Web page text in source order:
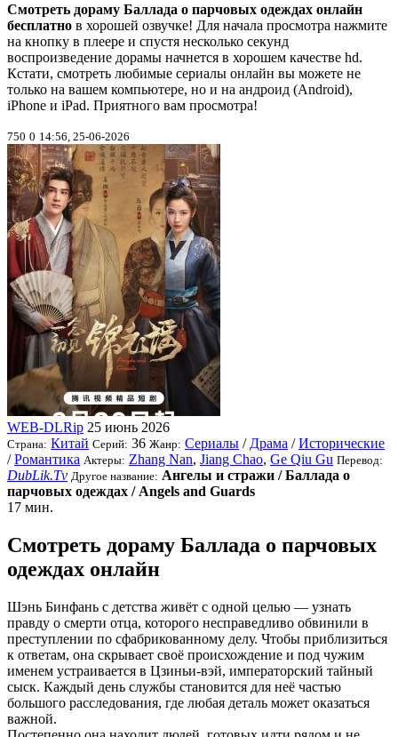
Смотреть дораму Баллада о парчовых одеждах онлайн
бесплатно в хорошей озвучке! Для начала просмотра нажмите
на кнопку в плеере и спустя несколько секунд
воспроизведение дорамы начнется в хорошем качестве hd.
Кстати, смотреть любимые сериалы онлайн вы можете не
только на вашем компьютере, но и на андроид (Android),
iPhone и iPad. Приятного вам просмотра!
750 0 14:56, 25-06-2026
WEB-DLRip 25 июнь 2026
Страна: Китай Серий: 36 Жанр: Сериалы / Драма /Исторические
/Романтика Актеры: Zhang Nan, Jiang Chao, Ge Qiu Gu Перевод:
DubLik.Tv Другое название: Ангелы и стражи / Баллада о
парчовых одеждах / Angels and Guards
17 мин.
Смотреть дораму Баллада о парчовых
одеждах онлайн
Шэнь Бинфань с детства живёт с одной целью — узнать
правду о смерти отца, которого несправедливо обвинили в
преступлении по сфабрикованному делу. Чтобы приблизиться
к ответам, она скрывает своё происхождение и под чужим
именем устраивается в Цзиньи-вэй, императорский тайный
сыск. Каждый день службы становится для неё частью
большого расследования, где любая деталь может оказаться
важной.